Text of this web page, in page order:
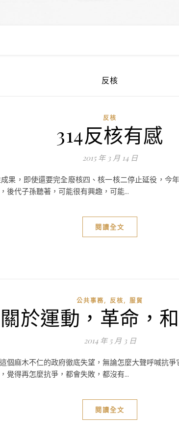
反核
反核
314反核有感
2015 年 3 月 14 日
果，即使還要完全廢核四、核一核二停止延役，今
後代子孫聽著，可能很有興趣，可能...
閱讀全文
公共事務, 反核, 服貿
關於運動，革命，
2014 年 5 月 3 日
個麻木不仁的政府徹底失望，無論怎麼大聲呼喊抗
覺得再怎麼抗爭，都會失敗，都沒有...
閱讀全文